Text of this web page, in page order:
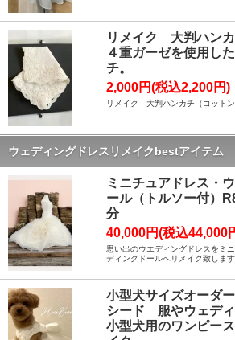
リメイク 大判ハン
４重ガーゼを使用し
チ。
2,000円(税込2,200円)
リメイク 大判ハンカチ（コットン
ウェディングドレスリメイクbestアイテム
ミニチュアドレス・
ール（トルソー付）
分
40,000円(税込44,000
思い出のウエディングドレスをミ
ディングドールへリメイク致します
小型犬サイズオーダ
シード 服やウェデ
小型犬用のワンピー